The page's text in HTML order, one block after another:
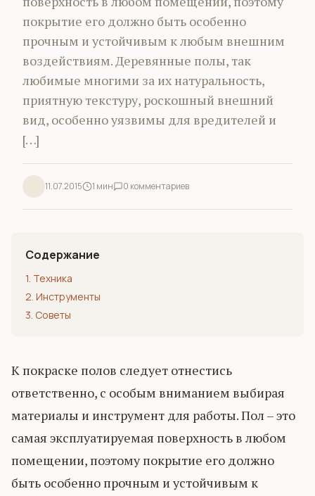
покрытие его должно быть особенно
прочным и устойчивым к любым внешним
воздействиям. Деревянные полы, так
любимые многими за их натуральность,
приятную текстуру, роскошный внешний
вид, особенно уязвимы для вредителей и
[…]
11.07.2015 1 мин 0 комментариев
Содержание
1. Техника
2. Инструменты
3. Советы
К покраске полов следует отнестись
ответственно, с особым вниманием выбирая
материалы и инструмент для работы. Пол – это
самая эксплуатируемая поверхность в любом
помещении, поэтому покрытие его должно
быть особенно прочным и устойчивым к